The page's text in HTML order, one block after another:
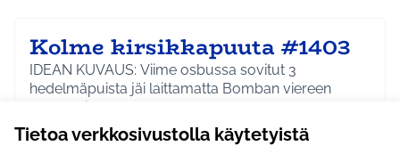
Tietoa verkkosivustolla käytetyistä
Kolme kirsikkapuuta #1403
IDEAN KUVAUS: Viime osbussa sovitut 3
hedelmäpuista jäi laittamatta Bomban viereen
Kotkapuistoon nyt…
Etenee jatkoon